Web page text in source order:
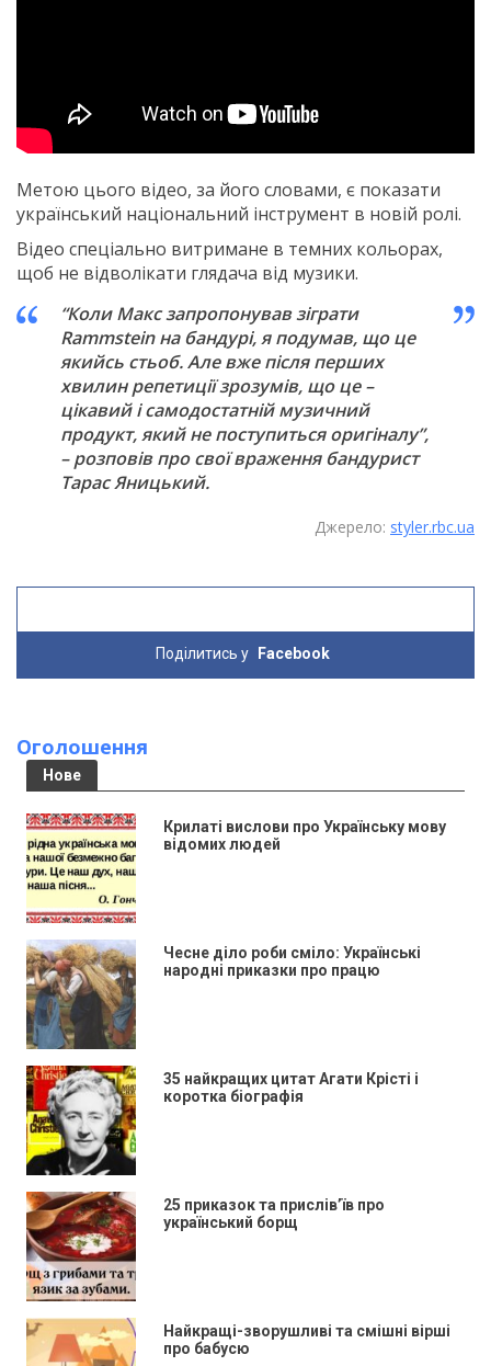
Метою цього відео, за його словами, є показати
український національний інструмент в новій ролі.
Відео спеціально витримане в темних кольорах,
щоб не відволікати глядача від музики.
“Коли Макс запропонував зіграти
Rammstein на бандурі, я подумав, що це
якийсь стьоб. Але вже після перших
хвилин репетиції зрозумів, що це –
цікавий і самодостатній музичний
продукт, який не поступиться оригіналу”,
– розповів про свої враження бандурист
Тарас Яницький.
Джерело: styler.rbc.ua
Поділитись у Facebook
Оголошення
Нове
Крилаті вислови про Українську мову
відомих людей
Чесне діло роби сміло: Українські
народні приказки про працю
35 найкращих цитат Агати Крісті і
коротка біографія
25 приказок та прислів’їв про
український борщ
Найкращі-зворушливі та смішні вірші
про бабусю